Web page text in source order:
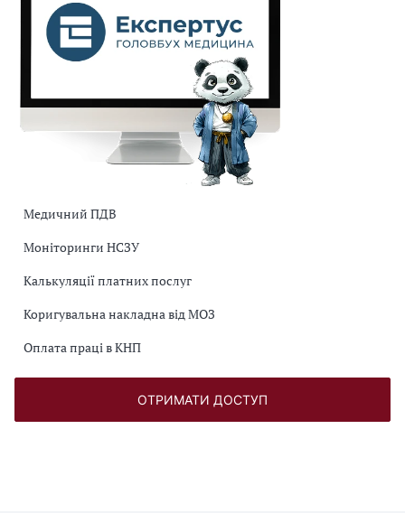
Медичний ПДВ
Моніторинги НСЗУ
Калькуляції платних послуг
Коригувальна накладна від МОЗ
Оплата праці в КНП
ОТРИМАТИ ДОСТУП